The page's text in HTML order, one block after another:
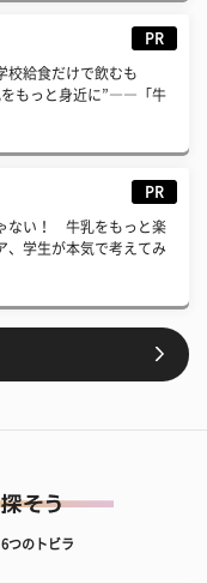
PR
校給食だけで飲むも
もっと身近に”――「牛
PR
ない！ 牛乳をもっと楽
、学生が本気で考えてみ
つのトビラ